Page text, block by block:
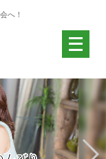
へ！
メ
ニ
ー
を
開
く